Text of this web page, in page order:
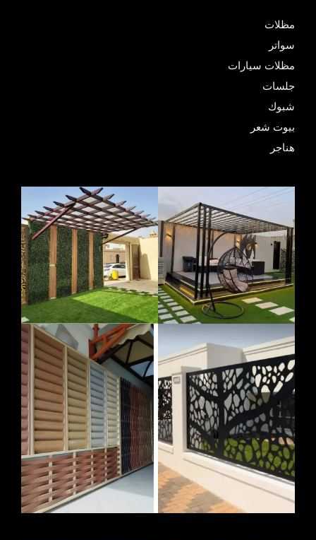
مظلات
سواتر
مظلات سيارات
جلسات
شبوك
بيوت شعر
هناجر